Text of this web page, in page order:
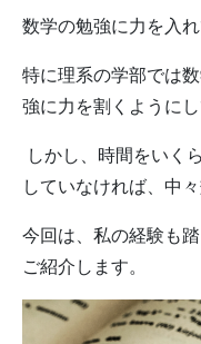
数学の勉強に力を入
特に理系の学部では
強に力を割くように
しかし、時間をいく
していなければ、中
今回は、私の経験も
ご紹介します。